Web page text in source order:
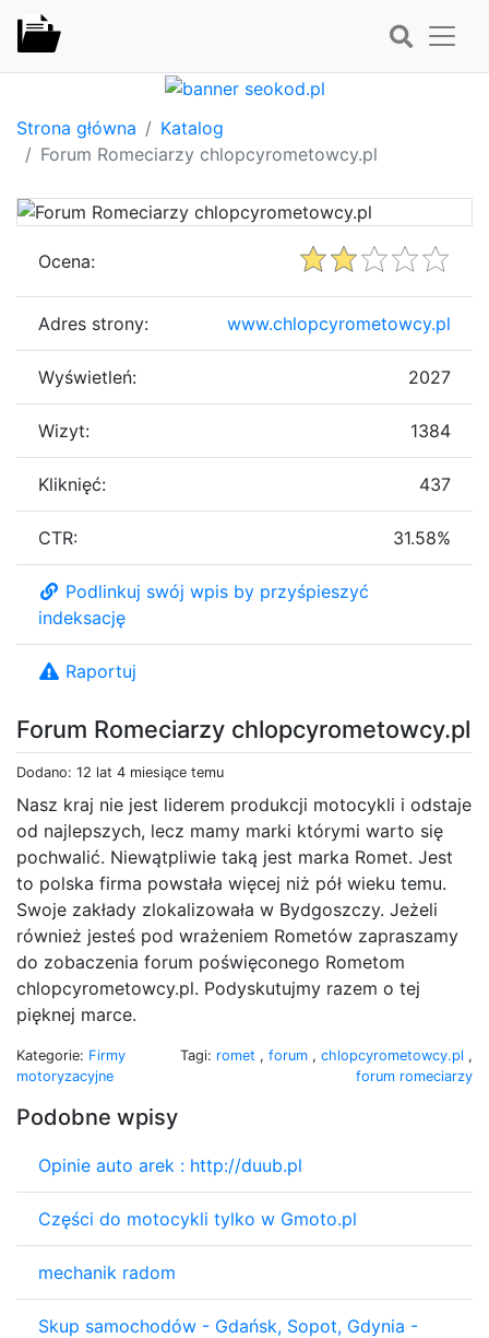
Strona główna
Katalog
Forum Romeciarzy chlopcyrometowcy.pl
Forum Romeciarzy chlopcyrometowcy.pl
Dodano: 12 lat 4 miesiące temu
Nasz kraj nie jest liderem produkcji motocykli i odstaje
od najlepszych, lecz mamy marki którymi warto się
pochwalić. Niewątpliwie taką jest marka Romet. Jest
to polska firma powstała więcej niż pół wieku temu.
Swoje zakłady zlokalizowała w Bydgoszczy. Jeżeli
również jesteś pod wrażeniem Rometów zapraszamy
do zobaczenia forum poświęconego Rometom
chlopcyrometowcy.pl. Podyskutujmy razem o tej
pięknej marce.
Kategorie: Firmy
motoryzacyjne
Tagi: romet , forum , chlopcyrometowcy.pl ,
forum romeciarzy
Podobne wpisy
Opinie auto arek : http://duub.pl
Części do motocykli tylko w Gmoto.pl
mechanik radom
Skup samochodów - Gdańsk, Sopot, Gdynia -
Ocena:
Adres strony: www.chlopcyrometowcy.pl
Wyświetleń: 2027
Wizyt: 1384
Kliknięć: 437
CTR: 31.58%
Podlinkuj swój wpis by przyśpieszyć
indeksację
Raportuj